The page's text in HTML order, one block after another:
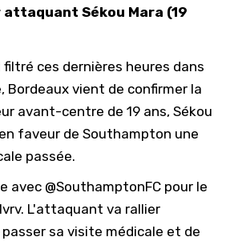
Sékou Mara (19
ces dernières heures dans
, Bordeaux vient de confirmer la
avant-centre de 19 ans, Sékou
faveur de Southampton une
passée.
avec @SouthamptonFC pour le
. L'attaquant va rallier
sa visite médicale et de